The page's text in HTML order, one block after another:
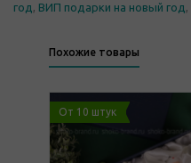
год , ВИП подарки на новый год ,
Похожие товары
От 10 штук